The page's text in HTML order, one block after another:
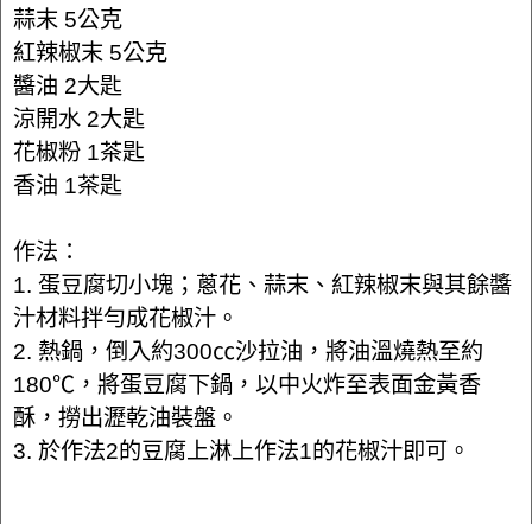
蒜末 5公克
紅辣椒末 5公克
醬油 2大匙
涼開水 2大匙
花椒粉 1茶匙
香油 1茶匙
作法：
1. 蛋豆腐切小塊；蔥花、蒜末、紅辣椒末與其餘醬
汁材料拌勻成花椒汁。
2. 熱鍋，倒入約300㏄沙拉油，將油溫燒熱至約
180℃，將蛋豆腐下鍋，以中火炸至表面金黃香
酥，撈出瀝乾油裝盤。
3. 於作法2的豆腐上淋上作法1的花椒汁即可。